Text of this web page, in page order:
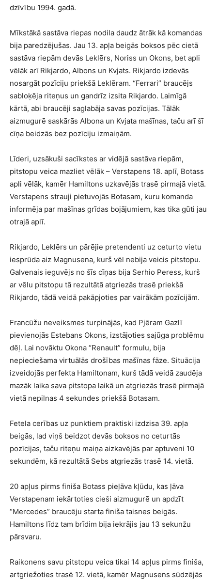
dzīvību 1994. gadā.
Mīkstākā sastāva riepas nodila daudz ātrāk kā komandas
bija paredzējušas. Jau 13. apļa beigās boksos pēc cietā
sastāva riepām devās Leklērs, Noriss un Okons, bet apli
vēlāk arī Rikjardo, Albons un Kvjats. Rikjardo izdevās
nosargāt pozīciju priekšā Leklēram. “Ferrari” braucējs
sabloķēja riteņus un gandrīz izsita Rikjardo. Laimīgā
kārtā, abi braucēji saglabāja savas pozīcijas. Tālāk
aizmugurē saskārās Albona un Kvjata mašīnas, taču arī šī
cīņa beidzās bez pozīciju izmaiņām.
Līderi, uzsākuši sacīkstes ar vidējā sastāva riepām,
pitstopu veica mazliet vēlāk – Verstapens 18. aplī, Botass
apli vēlāk, kamēr Hamiltons uzkavējās trasē pirmajā vietā.
Verstapens strauji pietuvojās Botasam, kuru komanda
informēja par mašīnas grīdas bojājumiem, kas tika gūti jau
otrajā aplī.
Rikjardo, Leklērs un pārējie pretendenti uz ceturto vietu
iesprūda aiz Magnusena, kurš vēl nebija veicis pitstopu.
Galvenais ieguvējs no šīs cīņas bija Serhio Peress, kurš
ar vēlu pitstopu tā rezultātā atgriezās trasē priekšā
Rikjardo, tādā veidā pakāpjoties par vairākām pozīcijām.
Francūžu neveiksmes turpinājās, kad Pjēram Gazlī
pievienojās Estebans Okons, izstājoties sajūga problēmu
dēļ. Lai novāktu Okona “Renault” formulu, bija
nepieciešama virtuālās drošības mašīnas fāze. Situācija
izveidojās perfekta Hamiltonam, kurš tādā veidā zaudēja
mazāk laika sava pitstopa laikā un atgriezās trasē pirmajā
vietā nepilnas 4 sekundes priekšā Botasam.
Fetela cerības uz punktiem praktiski izdzisa 39. apļa
beigās, lad viņš beidzot devās boksos no ceturtās
pozīcijas, taču riteņu maiņa aizkavējās par aptuveni 10
sekundēm, kā rezultātā Sebs atgriezās trasē 14. vietā.
20 apļus pirms finiša Botass pieļāva kļūdu, kas ļāva
Verstapenam iekārtoties cieši aizmugurē un apdzīt
“Mercedes” braucēju starta finiša taisnes beigās.
Hamiltons līdz tam brīdim bija iekrājis jau 13 sekunžu
pārsvaru.
Raikonens savu pitstopu veica tikai 14 apļus pirms finiša,
artgriežoties trasē 12. vietā, kamēr Magnusens sūdzējās